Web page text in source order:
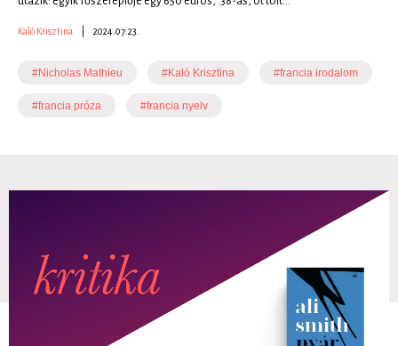
Kaló Krisztina 2024.07.23.
#Nicholas Mathieu #Kaló Krisztina #francia irodalom
#francia próza #francia nyelv